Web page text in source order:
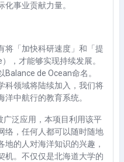
化事业贡献力量。
「加快科研速度」和「提
，才能够实现持续发展。
de Ocean命名。
科领域将陆续加入，我们将
中航行的教育系统。
广泛应用，本项目利用该平
络，任何人都可以随时随地
的人对海洋知识的兴趣，
机。不仅仅是北海道大学的